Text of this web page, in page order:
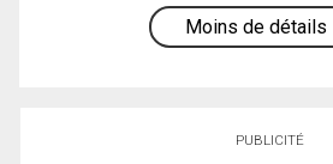
Moins de détails
PUBLICITÉ